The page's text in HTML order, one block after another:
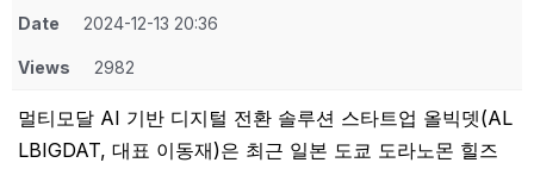
Date 2024-12-13 20:36
Views 2982
멀티모달 AI 기반 디지털 전환 솔루션 스타트업 올빅뎃(AL
LBIGDAT, 대표 이동재)은 최근 일본 도쿄 도라노몬 힐즈